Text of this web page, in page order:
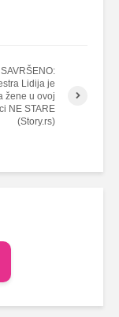
Lidija je
žene u ovoj
NE STARE
(Story.rs)